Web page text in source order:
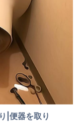
|便器を取り